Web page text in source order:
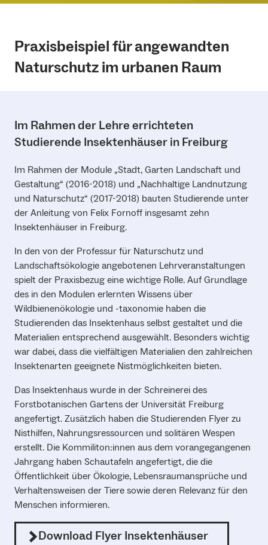
Praxisbeispiel für angewandten
Naturschutz im urbanen Raum
Im Rahmen der Lehre errichteten
Studierende Insektenhäuser in Freiburg
Im Rahmen der Module „Stadt, Garten Landschaft und
Gestaltung“ (2016-2018) und „Nachhaltige Landnutzung
und Naturschutz“ (2017-2018) bauten Studierende unter
der Anleitung von Felix Fornoff insgesamt zehn
Insektenhäuser in Freiburg.
In den von der Professur für Naturschutz und
Landschaftsökologie angebotenen Lehrveranstaltungen
spielt der Praxisbezug eine wichtige Rolle. Auf Grundlage
des in den Modulen erlernten Wissens über
Wildbienenökologie und -taxonomie haben die
Studierenden das Insektenhaus selbst gestaltet und die
Materialien entsprechend ausgewählt. Besonders wichtig
war dabei, dass die vielfältigen Materialien den zahlreichen
Insektenarten geeignete Nistmöglichkeiten bieten.
Das Insektenhaus wurde in der Schreinerei des
Forstbotanischen Gartens der Universität Freiburg
angefertigt. Zusätzlich haben die Studierenden Flyer zu
Nisthilfen, Nahrungsressourcen und solitären Wespen
erstellt. Die Kommiliton:innen aus dem vorangegangenen
Jahrgang haben Schautafeln angefertigt, die die
Öffentlichkeit über Ökologie, Lebensraumansprüche und
Verhaltensweisen der Tiere sowie deren Relevanz für den
Menschen informieren.
Download Flyer Insektenhäuser